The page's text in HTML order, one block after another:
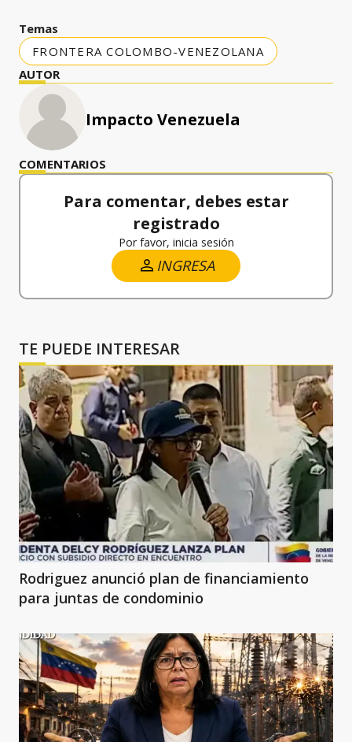
Temas
FRONTERA COLOMBO-VENEZOLANA
AUTOR
Impacto Venezuela
COMENTARIOS
Para comentar, debes estar
registrado
Por favor, inicia sesión
INGRESA
TE PUEDE INTERESAR
Rodriguez anunció plan de financiamiento
para juntas de condominio